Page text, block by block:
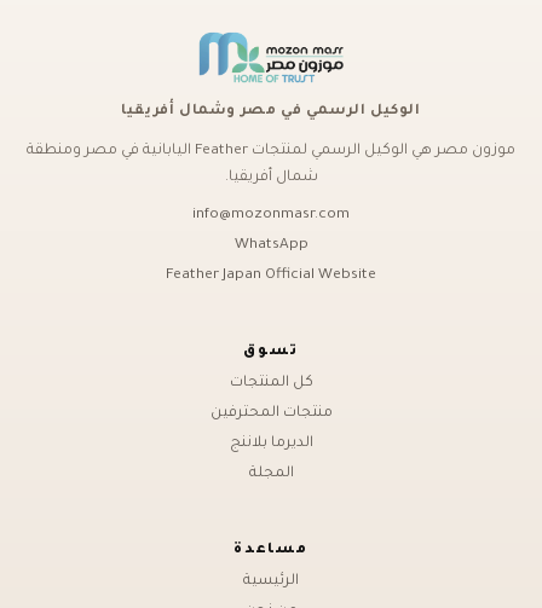
تسوق
كل المنتجات
منتجات المحترفين
الديرما بلاننج
المجلة
مساعدة
الرئيسية
الوكيل الرسمي في مصر وشمال أفريقيا
موزون مصر هي الوكيل الرسمي لمنتجات Feather اليابانية في مصر ومنطقة
شمال أفريقيا.
info@mozonmasr.com
WhatsApp
Feather Japan Official Website